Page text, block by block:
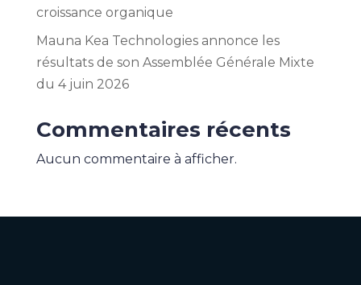
croissance organique
Mauna Kea Technologies annonce les
résultats de son Assemblée Générale Mixte
du 4 juin 2026
Commentaires récents
Aucun commentaire à afficher.